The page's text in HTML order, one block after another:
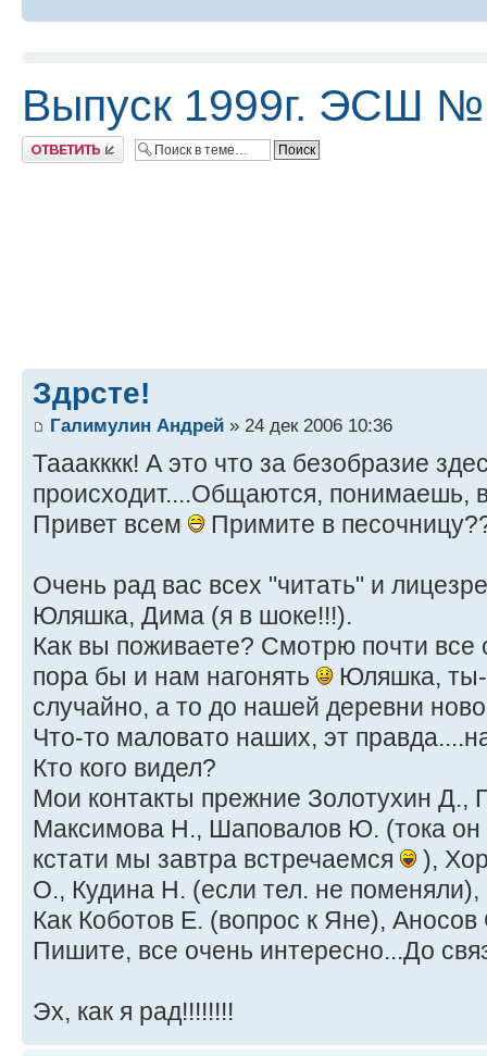
Выпуск 1999г. ЭСШ
Ответить
Здрсте!
Галимулин Андрей » 24 дек 2006 10:36
Тааакккк! А это что за безобразие
происходит....Общаются, понимаешь,
Привет всем
Примите в
Очень рад вас всех "читать" и
Юляшка, Дима (я в шоке!!!).
Как вы поживаете? Смотрю почти
пора бы и нам нагонять
Юляшка,
случайно, а то до нашей деревни
Что-то маловато наших, эт
Кто кого видел?
Мои контакты прежние Золотухин
Максимова Н., Шаповалов Ю. (тока он
кстати мы завтра встречаемся
),
О., Кудина Н. (если тел. не поменяли),
Как Коботов Е. (вопрос к Яне),
Пишите, все очень интересно...До
Эх, как я рад!!!!!!!!